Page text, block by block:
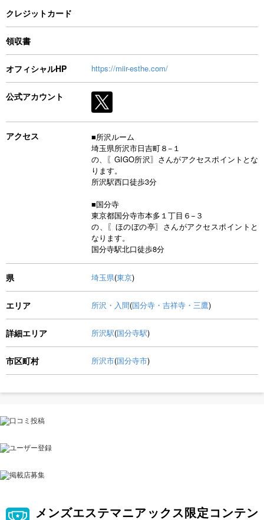
クレジットカード
領収書
オフィシャルHP https://miir-esthe.com/
公式アカウント
アクセス
■所沢ルーム
埼玉県所沢市日吉町８−１
の、〖GIGO所沢〗さんがアクセスポイントとな
ります。
所沢駅西口徒歩3分
■国分寺
東京都国分寺市本多１丁目６−３
の、〖ほのぼの亭〗さんがアクセスポイントと
なります。
国分寺駅北口徒歩8分
県 埼玉県(東京)
エリア 所沢・入間(国分寺・吉祥寺・三鷹)
詳細エリア 所沢駅(国分寺駅)
市区町村 所沢市(国分寺市)
メンズエステマニアックス限定コンテン